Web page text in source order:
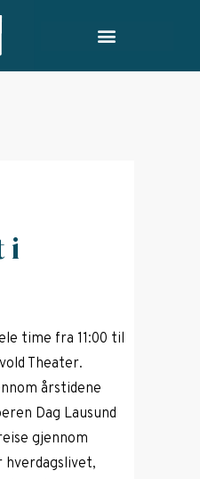
i
time fra 11:00 til
Theater.
årstidene
Dag Lausund
gjennom
hverdagslivet,